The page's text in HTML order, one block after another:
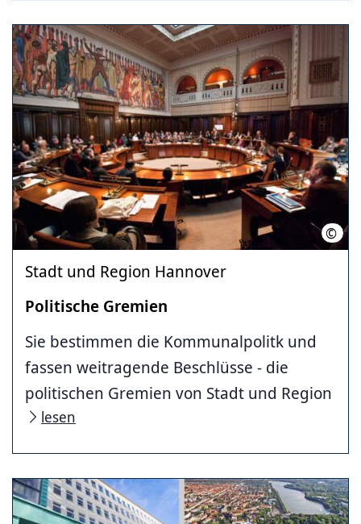
©
Stadt und Region Hannover
Politische Gremien
Sie bestimmen die Kommunalpolitk und
fassen weitragende Beschlüsse - die
politischen Gremien von Stadt und Region
lesen